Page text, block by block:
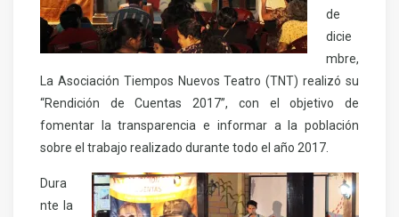
de
dicie
mbre,
La Asociación Tiempos Nuevos Teatro (TNT) realizó su
“Rendición de Cuentas 2017”, con el objetivo de
fomentar la transparencia e informar a la población
sobre el trabajo realizado durante todo el año 2017.
Dura
nte la